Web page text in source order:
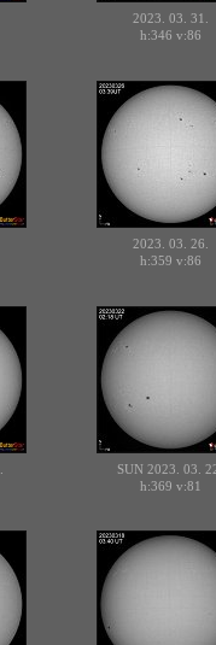
2023. 03. 31.
h:346 v:86
2023. 03. 26.
h:359 v:86
SUN 2023. 03.
h:369 v:81